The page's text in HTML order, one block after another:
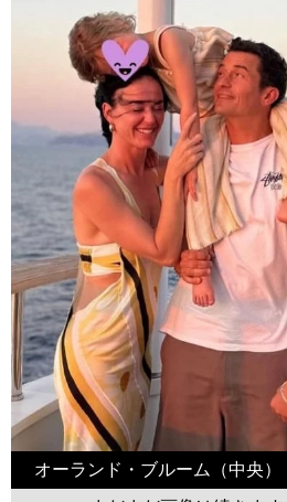
オーランド・ブルーム（中央）